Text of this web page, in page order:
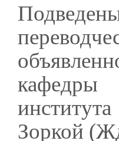
кафедры
Зоркой